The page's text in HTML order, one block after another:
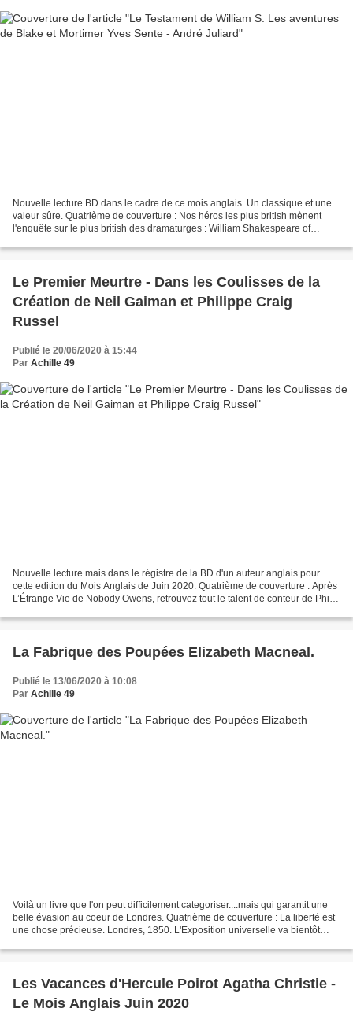
Nouvelle lecture BD dans le cadre de ce mois anglais. Un classique et une
valeur sûre. Quatrième de couverture : Nos héros les plus british mènent
l'enquête sur le plus british des dramaturges : William Shakespeare of
Le Premier Meurtre - Dans les Coulisses de la
Création de Neil Gaiman et Philippe Craig
Russel
Publié le 20/06/2020 à 15:44
Par Achille 49
Nouvelle lecture mais dans le régistre de la BD d'un auteur anglais pour
cette edition du Mois Anglais de Juin 2020. Quatrième de couverture : Après
L’Étrange Vie de Nobody Owens, retrouvez tout le talent de conteur de Philip
La Fabrique des Poupées Elizabeth Macneal.
Publié le 13/06/2020 à 10:08
Par Achille 49
Voilà un livre que l'on peut difficilement categoriser....mais qui garantit une
belle évasion au coeur de Londres. Quatrième de couverture : La liberté est
une chose précieuse. Londres, 1850. L'Exposition universelle va bientôt
Les Vacances d'Hercule Poirot Agatha Christie -
Le Mois Anglais Juin 2020